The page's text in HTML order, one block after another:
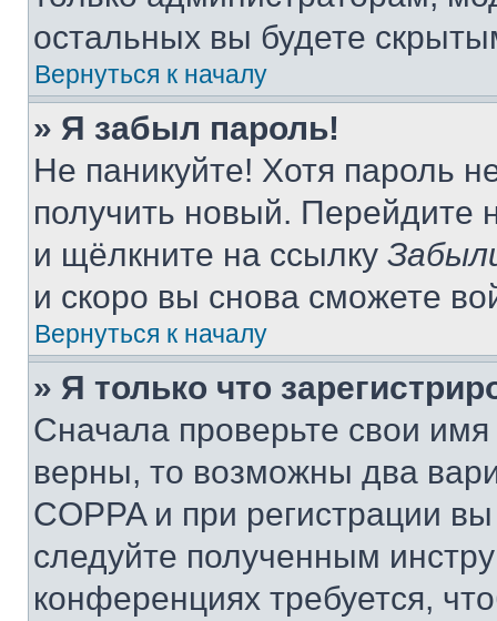
остальных вы будете
Вернуться к началу
» Я забыл пароль!
Не паникуйте! Хотя пароль
получить новый. Перейдите
и щёлкните на ссылку
и скоро вы снова сможете
Вернуться к началу
» Я только что
Сначала проверьте свои
верны, то возможны два
COPPA и при регистрации
следуйте полученным
конференциях требуется,